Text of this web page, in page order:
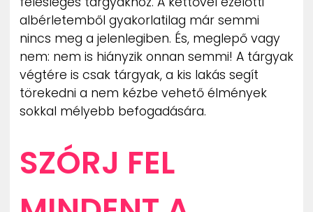
albérletemből gyakorlatilag már semmi
nincs meg a jelenlegiben. És, meglepő vagy
nem: nem is hiányzik onnan semmi! A tárgyak
végtére is csak tárgyak, a kis lakás segít
törekedni a nem kézbe vehető élmények
sokkal mélyebb befogadására.
SZÓRJ FEL